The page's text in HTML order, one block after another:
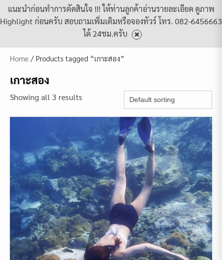
แนะนำก่อนทำการตัดสินใจ !!! ให้ท่านลูกค้าอ่านรายละเอียด ดูภาพ
Highlight ก่อนครับ สอบถามเพิ่มเติมหรือจองทัวร์ โทร. 082-6456663
ได้ 24ชม.ครับ
Home / Products tagged “เกาะสอง”
เกาะสอง
Showing all 3 results